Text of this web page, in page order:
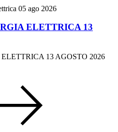
05 ago 2026
ELETTRICA 13
13 AGOSTO 2026